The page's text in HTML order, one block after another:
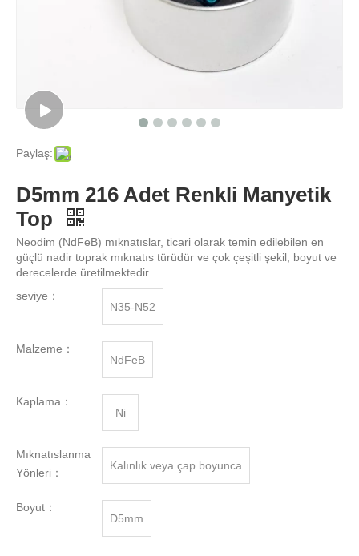
Paylaş:
D5mm 216 Adet Renkli Manyetik
Top
Neodim (NdFeB) mıknatıslar, ticari olarak temin edilebilen en
güçlü nadir toprak mıknatıs türüdür ve çok çeşitli şekil, boyut ve
derecelerde üretilmektedir.
seviye：
N35-N52
Malzeme：
NdFeB
Kaplama：
Ni
Mıknatıslanma
Yönleri：
Kalınlık veya çap boyunca
Boyut：
D5mm